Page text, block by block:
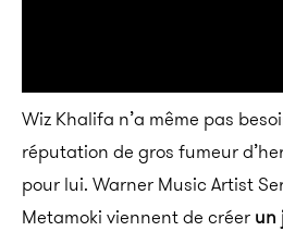
Wiz Khalifa n’a même pas
réputation de gros fumeur
pour lui. Warner Music Artist
Metamoki viennent de créer un